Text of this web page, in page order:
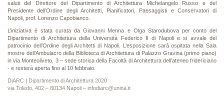
saluti del Direttore del Dipartimento di Architettura Michelangelo Russo e del
Presidente dell’Ordine degli Architetti, Pianificatori, Paesaggisti e Conservatori di
Napoli, prof. Lorenzo Capobianco.
L’iniziativa è stata curata da Giovanni Menna e Olga Starodubova per conto del
Dipartimento di Architettura della Università Federico II di Napoli e si avvale del
patrocinio dell’Ordine degli Architetti di Napoli. L’esposizione sarà ospitata nella Sala
mostre dell’Ambulacro della Biblioteca di Architettura di Palazzo Gravina (primo piano)
in via Monteoliveto, 3 – sede storica della Facoltà di Architettura dell’ateneo fridericiano
- e resterà aperta fino al 10 febbraio.
DiARC | Dipartimento di Architettura 2020
via Toledo, 402 – 80134 Napoli – infodiarc@unina.it